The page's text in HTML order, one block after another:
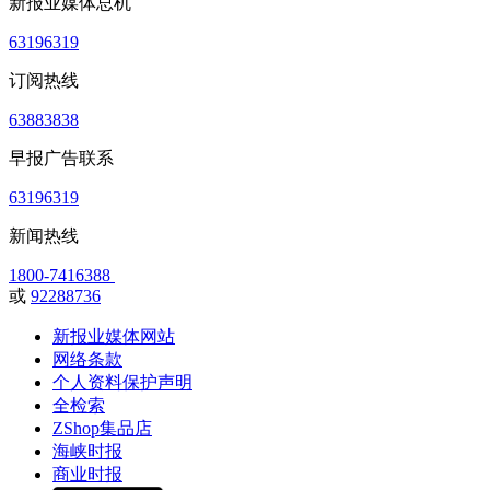
63196319
订阅热线
63883838
早报广告联系
63196319
新闻热线
1800-7416388
或 92288736
新报业媒体网站
网络条款
个人资料保护声明
全检索
ZShop集品店
海峡时报
商业时报